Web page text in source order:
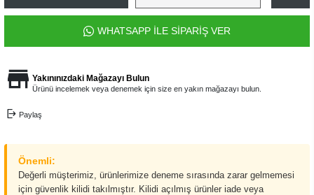
WHATSAPP İLE SİPARİŞ VER
Yakınınızdaki Mağazayı Bulun
Ürünü incelemek veya denemek için size en yakın mağazayı bulun.
Paylaş
Önemli:
Değerli müşterimiz, ürünlerimize deneme sırasında zarar gelmemesi
için güvenlik kilidi takılmıştır. Kilidi açılmış ürünler iade veya